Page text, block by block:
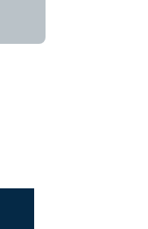
recomenda o Aprova